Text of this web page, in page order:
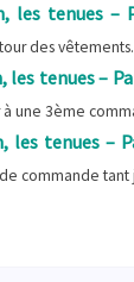
les tenues –
des
les tenues –
une 3ème
les tenues –
commande tant